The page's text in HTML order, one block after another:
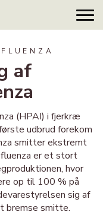
af
(HPAI) i fjerkræ
udbrud forekom
smitter ekstremt
er et stort
hvor
op til 100 % på
sig af
bremse smitte.